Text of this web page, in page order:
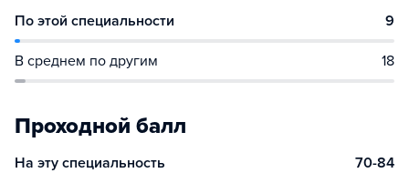
По этой специальности 9
В среднем по другим 18
Проходной балл
На эту специальность 70-84